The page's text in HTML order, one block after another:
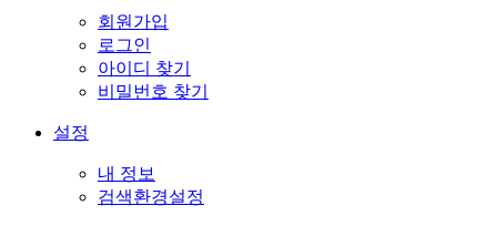
회원가입
로그인
아이디 찾기
비밀번호 찾기
설정
내 정보
검색환경설정